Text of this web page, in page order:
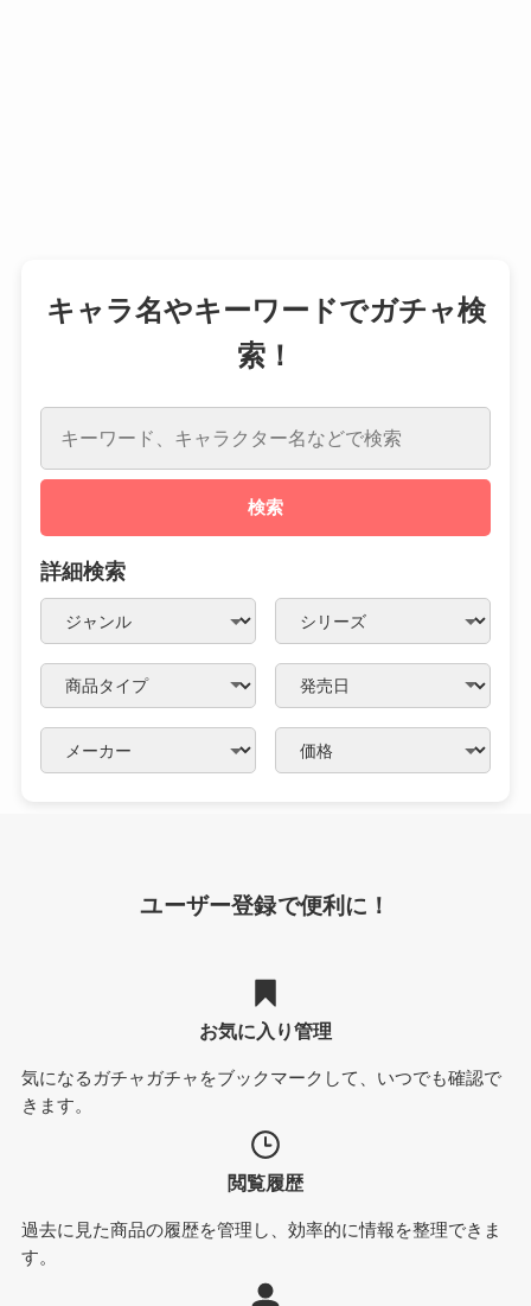
キャラ名やキーワードでガチャ検
索！
検索
詳細検索
ユーザー登録で便利に！
お気に入り管理
気になるガチャガチャをブックマークして、いつでも確認で
きます。
閲覧履歴
過去に見た商品の履歴を管理し、効率的に情報を整理できま
す。